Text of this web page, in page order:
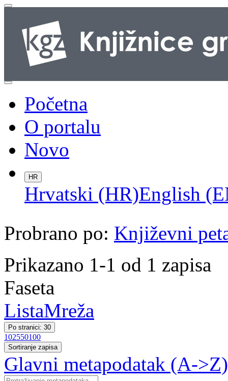
Početna
O portalu
Novo
HR
Hrvatski (HR)English
Probrano po: Književni
Prikazano 1-1 od 1 zapisa
Faseta
ListaMreža
Po stranici: 30
102550100
Sortiranje zapisa
Glavni metapodatak (A->Z)